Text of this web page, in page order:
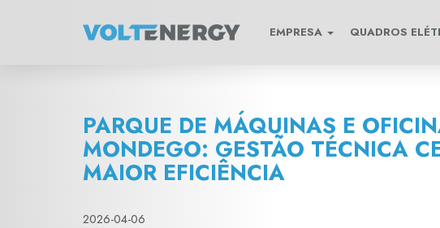
EMPRESA QUADROS
PARQUE DE MÁQUINAS E
MONDEGO: GESTÃO TÉCNICA
MAIOR EFICIÊNCIA
2026-04-06